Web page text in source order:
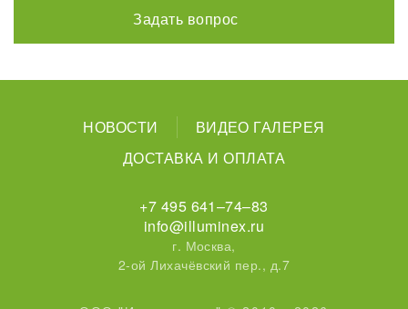
Задать вопрос
НОВОСТИ
ВИДЕО ГАЛЕРЕЯ
ДОСТАВКА И ОПЛАТА
+7 495 641–74–83
info@illuminex.ru
г. Москва,
2-ой Лихачёвский пер., д.7